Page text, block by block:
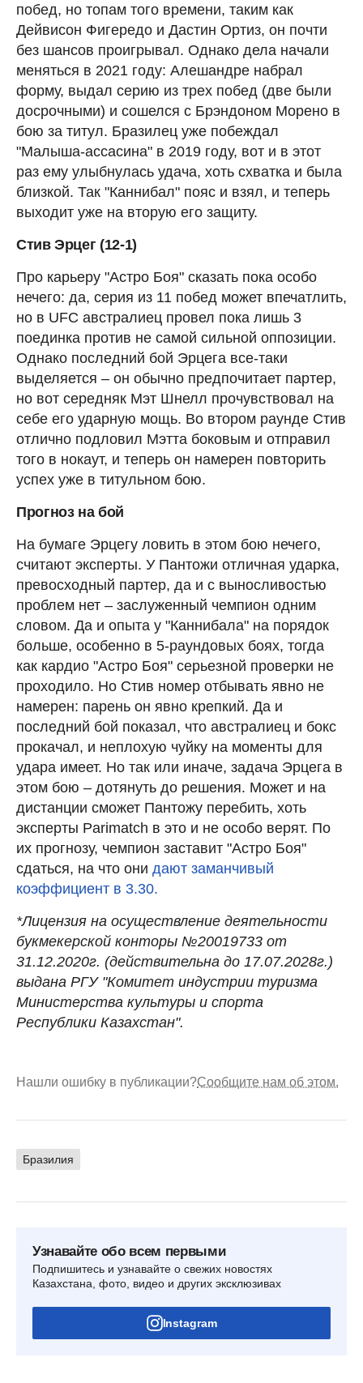
побед, но топам того времени, таким как
Дейвисон Фигередо и Дастин Ортиз, он почти
без шансов проигрывал. Однако дела начали
меняться в 2021 году: Алешандре набрал
форму, выдал серию из трех побед (две были
досрочными) и сошелся с Брэндоном Морено в
бою за титул. Бразилец уже побеждал
"Малыша-ассасина" в 2019 году, вот и в этот
раз ему улыбнулась удача, хоть схватка и была
близкой. Так "Каннибал" пояс и взял, и теперь
выходит уже на вторую его защиту.
Стив Эрцег (12-1)
Про карьеру "Астро Боя" сказать пока особо
нечего: да, серия из 11 побед может впечатлить,
но в UFC австралиец провел пока лишь 3
поединка против не самой сильной оппозиции.
Однако последний бой Эрцега все-таки
выделяется – он обычно предпочитает партер,
но вот середняк Мэт Шнелл прочувствовал на
себе его ударную мощь. Во втором раунде Стив
отлично подловил Мэтта боковым и отправил
того в нокаут, и теперь он намерен повторить
успех уже в титульном бою.
Прогноз на бой
На бумаге Эрцегу ловить в этом бою нечего,
считают эксперты. У Пантожи отличная ударка,
превосходный партер, да и с выносливостью
проблем нет – заслуженный чемпион одним
словом. Да и опыта у "Каннибала" на порядок
больше, особенно в 5-раундовых боях, тогда
как кардио "Астро Боя" серьезной проверки не
проходило. Но Стив номер отбывать явно не
намерен: парень он явно крепкий. Да и
последний бой показал, что австралиец и бокс
прокачал, и неплохую чуйку на моменты для
удара имеет. Но так или иначе, задача Эрцега в
этом бою – дотянуть до решения. Может и на
дистанции сможет Пантожу перебить, хоть
эксперты Parimatch в это и не особо верят. По
их прогнозу, чемпион заставит "Астро Боя"
сдаться, на что они дают заманчивый
коэффициент в 3.30.
*Лицензия на осуществление деятельности
букмекерской конторы №20019733 от
31.12.2020г. (действительна до 17.07.2028г.)
выдана РГУ "Комитет индустрии туризма
Министерства культуры и спорта
Республики Казахстан".
Нашли ошибку в публикации?Сообщите нам об этом.
Бразилия
Узнавайте обо всем первыми
Подпишитесь и узнавайте о свежих новостях
Казахстана, фото, видео и других эксклюзивах
Instagram